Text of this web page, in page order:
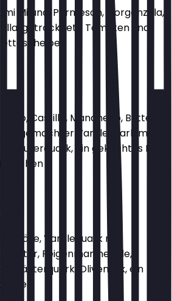
Milano, Parmesan, Gorgonzola,
getrocknete Tomaten und
Castillo, Manchego, Butter,
Vanillequark mit
Kräuterquark, ein gekochtes Ei
Vanillequark mit
Butter, Feigenmarmelade,
Kräuterquark, Olivenmix, ein